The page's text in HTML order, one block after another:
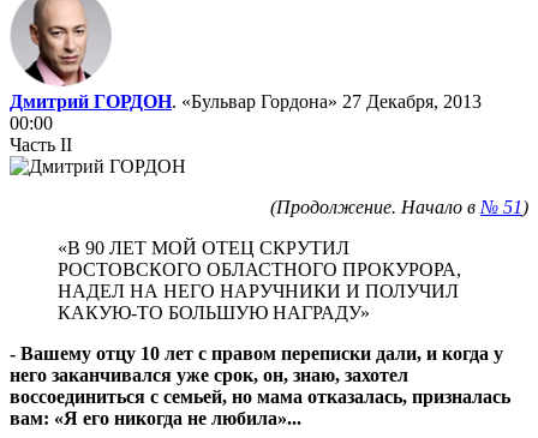
Дмитрий ГОРДОН. «Бульвар Гордона» 27 Декабря, 2013
00:00
Часть II
(Продолжение. Начало в № 51)
«В 90 ЛЕТ МОЙ ОТЕЦ СКРУТИЛ
РОСТОВСКОГО ОБЛАСТНОГО ПРОКУРОРА,
НАДЕЛ НА НЕГО НАРУЧНИКИ И ПОЛУЧИЛ
КАКУЮ-ТО БОЛЬШУЮ НАГРАДУ»
- Вашему отцу 10 лет с правом переписки дали, и когда у
него заканчивался уже срок, он, знаю, захотел
воссоединиться с семьей, но мама отказалась, призналась
вам: «Я его никогда не любила»...